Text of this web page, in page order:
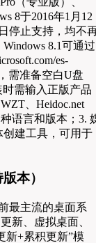
8于2016年1月12
停止支持，均不
8.1可通过
es-
需准备空白U盘
时需输入正版产品
、Heidoc.net
语言和版本；3.
创建工具，可用于
本）
最主流的桌面系
新、虚拟桌面、
新+累积更新”模